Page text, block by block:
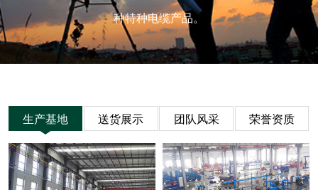
卤电缆、预制分支电缆、屏蔽电缆、耐高温电缆、环保电缆及各
种特种电缆产品。
生产基地